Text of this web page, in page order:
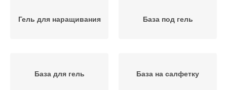
Гель для наращивания База под гель
База для гель База на салфетку